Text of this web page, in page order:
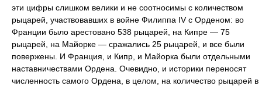
эти цифры слишком велики и не соотносимы с количеством
рыцарей, участвовавших в войне Филиппа IV с Орденом: во
Франции было арестовано 538 рыцарей, на Кипре — 75
рыцарей, на Майорке — сражались 25 рыцарей, и все были
повержены. И Франция, и Кипр, и Майорка были отдельными
наставничествами Ордена. Очевидно, и историки переносят
численность самого Ордена, в целом, на количество рыцарей в